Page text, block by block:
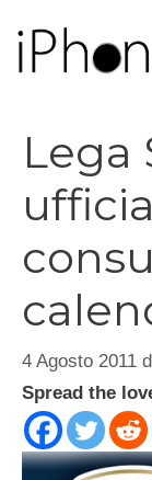
contenuto
Lega
4 Agosto 2011
Spread the